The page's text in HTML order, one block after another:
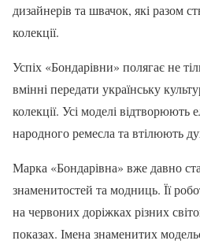
дизайнерів та швачок, які разом
колекції.
Успіх «Бондарівни» полягає не
вмінні передати українську
колекції. Усі моделі відтворюють
народного ремесла та втілюють
Марка «Бондарівна» вже давно
знаменитостей та модниць. Її
на червоних доріжках різних
показах. Імена знаменитих